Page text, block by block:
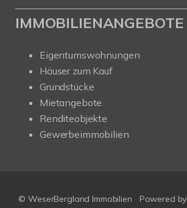
IMMOBILIENANGEBOTE
Eigentumswohnungen
Häuser zum Kauf
Grundstücke
Mietangebote
Renditeobjekte
Gewerbeimmobilien
© WeserBergland Immobilien Powered by